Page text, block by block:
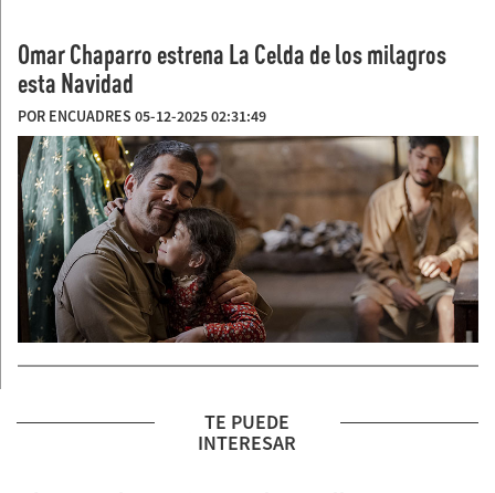
Omar Chaparro estrena La Celda de los milagros
esta Navidad
POR ENCUADRES 05-12-2025 02:31:49
TE PUEDE
INTERESAR